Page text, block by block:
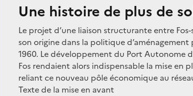
Une histoire de plus de
Le projet d’une liaison structurante entre
son origine dans la politique
1960. Le développement du Port Autonome
Fos rendaient alors indispensable la mise en
reliant ce nouveau pôle économique au
Texte de la mise en avant